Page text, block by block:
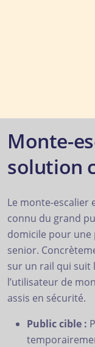
Monte-
solution
Le monte-escalier
connu du grand
domicile pour
senior.
sur un rail qui suit
l’utilisateur de
assis en sécurité.
Public cible :